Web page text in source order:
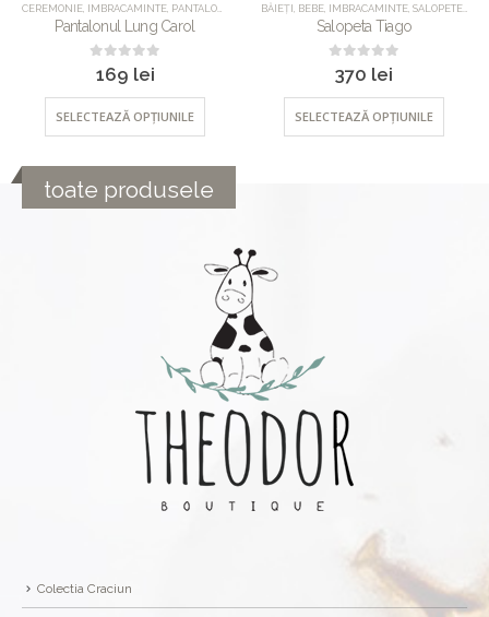
CEREMONIE IMBRACAMINTE PANTALONI UNCATEGORIZED
Pantalonul Lung Carol
out of 5
169 lei
SELECTEAZĂ OPȚIUNILE
BĂIEȚI BEBE IMBRACAMINTE SALOPETE
Salopeta Tiago
out of 5
370 lei
SELECTEAZĂ OPȚIUNILE
toate produsele
Colectia Craciun